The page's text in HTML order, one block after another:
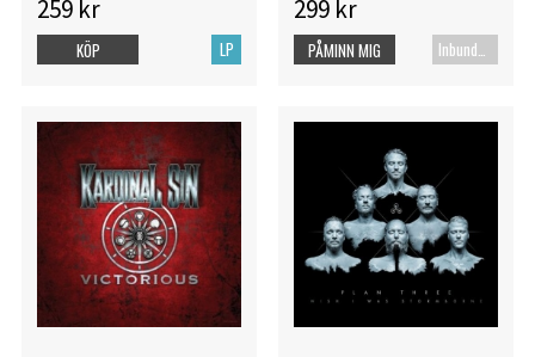
259 kr
LP
KÖP
299 kr
Inbunden bok
PÅMINN MIG